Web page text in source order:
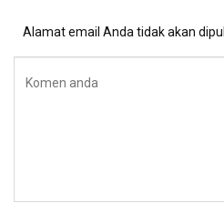
Alamat email Anda tidak akan